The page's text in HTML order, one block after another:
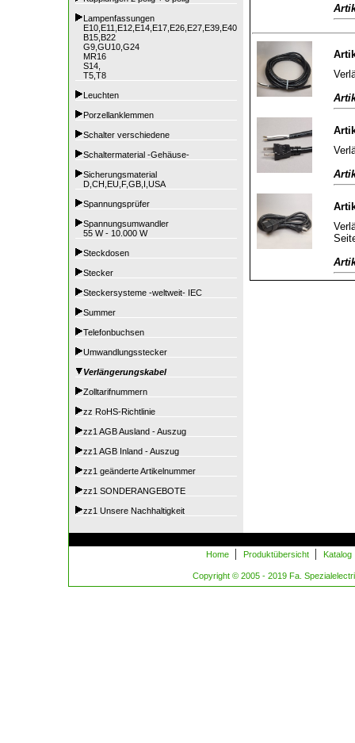
Lampenfassungen
E10,E11,E12,E14,E17,E26,E27,E39,E40
B15,B22
G9,GU10,G24
MR16
S14,
T5,T8
Leuchten
Porzellanklemmen
Schalter verschiedene
Schaltermaterial -Gehäuse-
Sicherungsmaterial
D,CH,EU,F,GB,I,USA
Spannungsprüfer
Spannungsumwandler
55 W - 10.000 W
Steckdosen
Stecker
Steckersysteme -weltweit- IEC
Summer
Telefonbuchsen
Umwandlungsstecker
Verlängerungskabel
Zolltarifnummern
zz RoHS-Richtlinie
zz1 AGB Ausland - Auszug
zz1 AGB Inland - Auszug
zz1 geänderte Artikelnummer
zz1 SONDERANGEBOTE
zz1 Unsere Nachhaltigkeit
Home | Produktübersicht | Katalog
Copyright © 2005 - 2019 Fa.